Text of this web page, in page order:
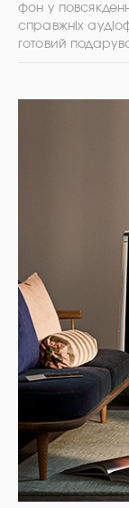
фон у
справжніх
готовий